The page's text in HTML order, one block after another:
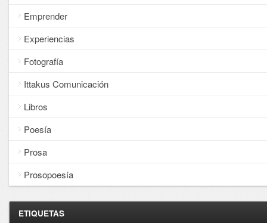
Emprender
Experiencias
Fotografía
Ittakus Comunicación
Libros
Poesía
Prosa
Prosopoesía
ETIQUETAS